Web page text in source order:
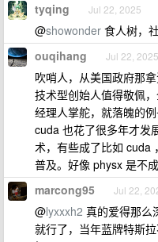
tyqing Jul 22, 2025
@showonder 食人树，
ouqihang Jul 22,
吹哨人，从美国政府那
技术型创始人值得敬佩
经理人掌舵，就落魄的例
cuda 也花了很多年才发
术，有些成了比如 cuda
普及。好像 physx 是不
marcong95 Jul 22,
@lyxxxh2 真的爱得那么
就行了，当年蓝牌特斯